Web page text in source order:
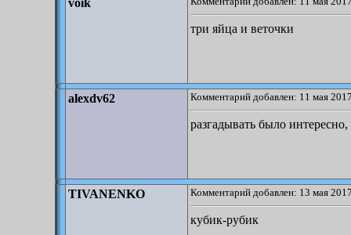
voik
три яйца и веточки
alexdv62 Комментарий добавлен: 11 мая
разгадывать было
TIVANENKO Комментарий добавлен: 13 мая
кубик-рубик